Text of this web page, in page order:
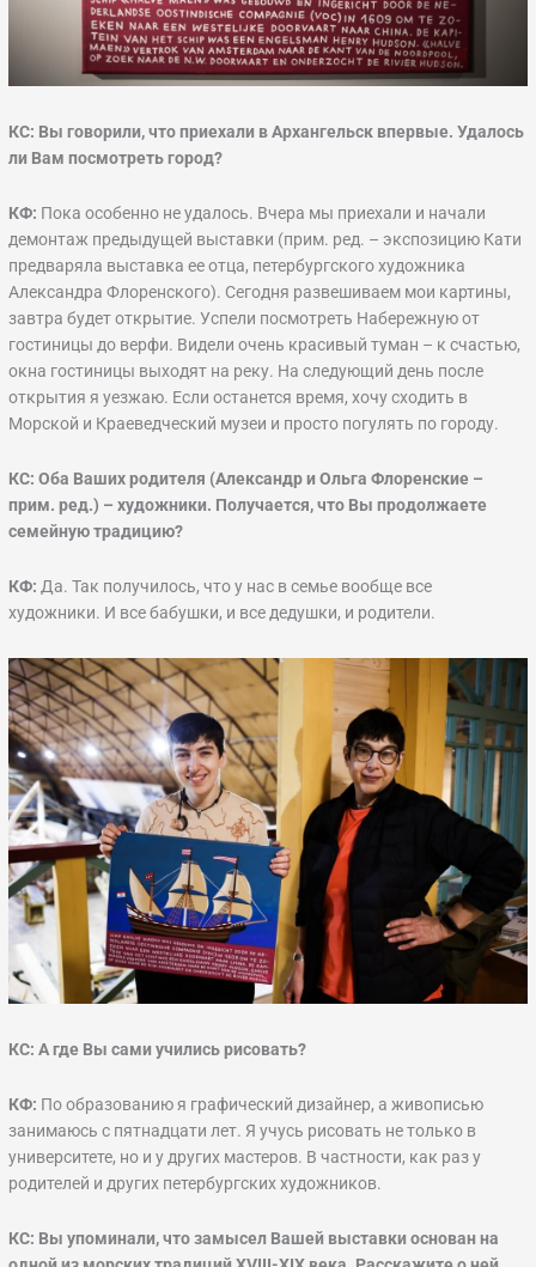
КС: Вы говорили, что приехали в Архангельск впервые. Удалось
ли Вам посмотреть город?
КФ: Пока особенно не удалось. Вчера мы приехали и начали
демонтаж предыдущей выставки (прим. ред. – экспозицию Кати
предваряла выставка ее отца, петербургского художника
Александра Флоренского). Сегодня развешиваем мои картины,
завтра будет открытие. Успели посмотреть Набережную от
гостиницы до верфи. Видели очень красивый туман – к счастью,
окна гостиницы выходят на реку. На следующий день после
открытия я уезжаю. Если останется время, хочу сходить в
Морской и Краеведческий музеи и просто погулять по городу.
КС: Оба Ваших родителя (Александр и Ольга Флоренские –
прим. ред.) – художники. Получается, что Вы продолжаете
семейную традицию?
КФ: Да. Так получилось, что у нас в семье вообще все
художники. И все бабушки, и все дедушки, и родители.
КС: А где Вы сами учились рисовать?
КФ: По образованию я графический дизайнер, а живописью
занимаюсь с пятнадцати лет. Я учусь рисовать не только в
университете, но и у других мастеров. В частности, как раз у
родителей и других петербургских художников.
КС: Вы упоминали, что замысел Вашей выставки основан на